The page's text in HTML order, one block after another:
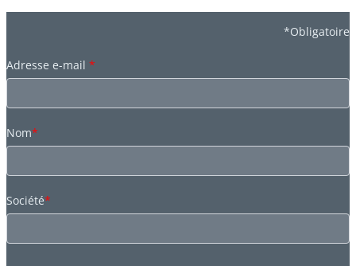
*Obligatoire
Adresse e-mail *
Nom*
Société*